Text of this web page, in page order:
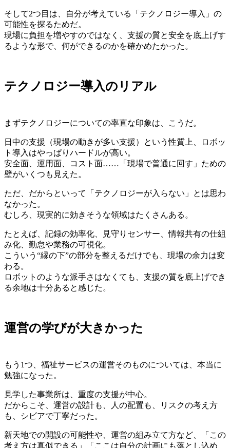
そして2つ目は、自分が考えている「テクノロジー導入」の
可能性を探るためだ。
現場に負担を増やすのではなく、支援の質と安全を底上げす
るような形で、何ができるのかを確かめたかった。
テクノロジー導入のリアル
まずテクノロジーについての率直な印象は、こうだ。
日中の支援（現場の動きが多い支援）という性質上、ロボッ
ト導入はやっぱりハードルが高い。
安全面、運用面、コスト面……「現場で普通に回す」ための
壁がいくつも見えた。
ただ、だからといって「テクノロジーが入らない」とは思わ
なかった。
むしろ、現実的に効きそうな領域はたくさんある。
たとえば、記録の効率化、見守りセンサー、情報共有の仕組
み化、勤怠や業務の可視化。
こういう“縁の下”の部分を整えるだけでも、現場の余力は変
わる。
ロボットのような派手さはなくても、支援の質を底上げでき
る余地は十分あると感じた。
運営の学びが大きかった
もう1つ、福祉サービスの運営そのものについては、本当に
勉強になった。
見学した事業所は、重度の支援が中心。
だからこそ、運営の設計も、人の配置も、リスクの考え方
も、シビアで丁寧だった。
新天地での開設の可能性や、運営の組み立て方など、「この
考え方は真似できる」「ここは自分の計画にも落とし込め